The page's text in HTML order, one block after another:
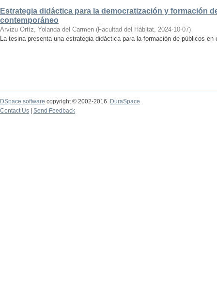
Estrategia didáctica para la democratización y formación
contemporáneo
Arvizu Ortíz, Yolanda del Carmen (Facultad del Hábitat, 2024-10-07)
La tesina presenta una estrategia didáctica para la formación de públicos en
DSpace software copyright © 2002-2016
DuraSpace
Contact Us
Send Feedback